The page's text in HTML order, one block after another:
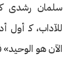
سلمان رشدى
للآداب، كـ
الآن هو